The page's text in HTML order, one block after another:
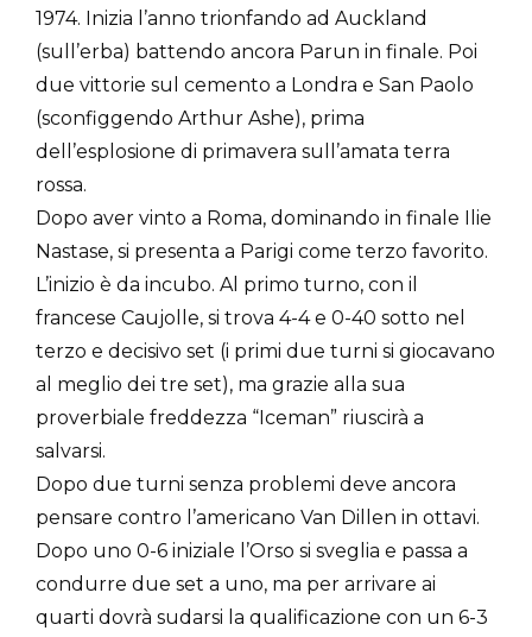
1974. Inizia l’anno trionfando ad Auckland
(sull’erba) battendo ancora Parun in finale. Poi
due vittorie sul cemento a Londra e San Paolo
(sconfiggendo Arthur Ashe), prima
dell’esplosione di primavera sull’amata terra
rossa.
Dopo aver vinto a Roma, dominando in finale Ilie
Nastase, si presenta a Parigi come terzo favorito.
L’inizio è da incubo. Al primo turno, con il
francese Caujolle, si trova 4-4 e 0-40 sotto nel
terzo e decisivo set (i primi due turni si giocavano
al meglio dei tre set), ma grazie alla sua
proverbiale freddezza “Iceman” riuscirà a
salvarsi.
Dopo due turni senza problemi deve ancora
pensare contro l’americano Van Dillen in ottavi.
Dopo uno 0-6 iniziale l’Orso si sveglia e passa a
condurre due set a uno, ma per arrivare ai
quarti dovrà sudarsi la qualificazione con un 6-3